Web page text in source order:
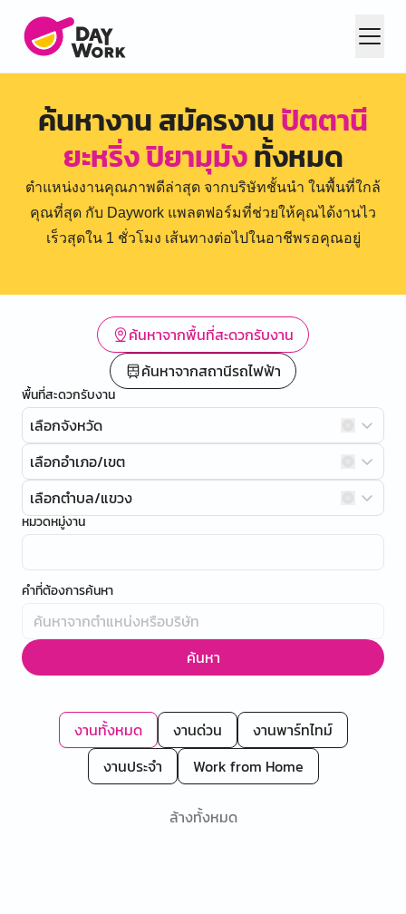
ค้นหางาน สมัครงานปัตตานี
ยะหริ่ง ปิยามุมังทั้งหมด
ตำแหน่งงานคุณภาพดีล่าสุด จากบริษัทชั้นนำ ในพื้นที่ใกล้
คุณที่สุด กับ Daywork แพลตฟอร์มที่ช่วยให้คุณได้งานไว
เร็วสุดใน 1 ชั่วโมง เส้นทางต่อไปในอาชีพรอคุณอยู่
ค้นหาจากพื้นที่สะดวกรับงาน
ค้นหาจากสถานีรถไฟฟ้า
พื้นที่สะดวกรับงาน
เลือกจังหวัด
เลือกอำเภอ/เขต
เลือกตำบล/แขวง
หมวดหมู่งาน
คำที่ต้องการค้นหา
ค้นหา
งานทั้งหมด งานด่วน
งานพาร์ทไทม์
งานประจำ
Work from Home
ล้างทั้งหมด